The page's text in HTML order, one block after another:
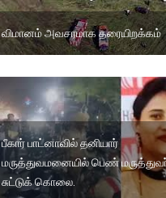
விமானம் அவசரமாக தரையிறக்கம்
பீகார் பாட்னாவில் தனியார்
மருத்துவமனையில் பெண்
சுட்டுக் கொலை.